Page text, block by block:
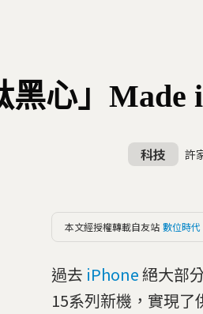
黑心」
科技 許
本文經授權轉載自友站 數位時代
過去 iPhone絕大部
15系列新機，實現